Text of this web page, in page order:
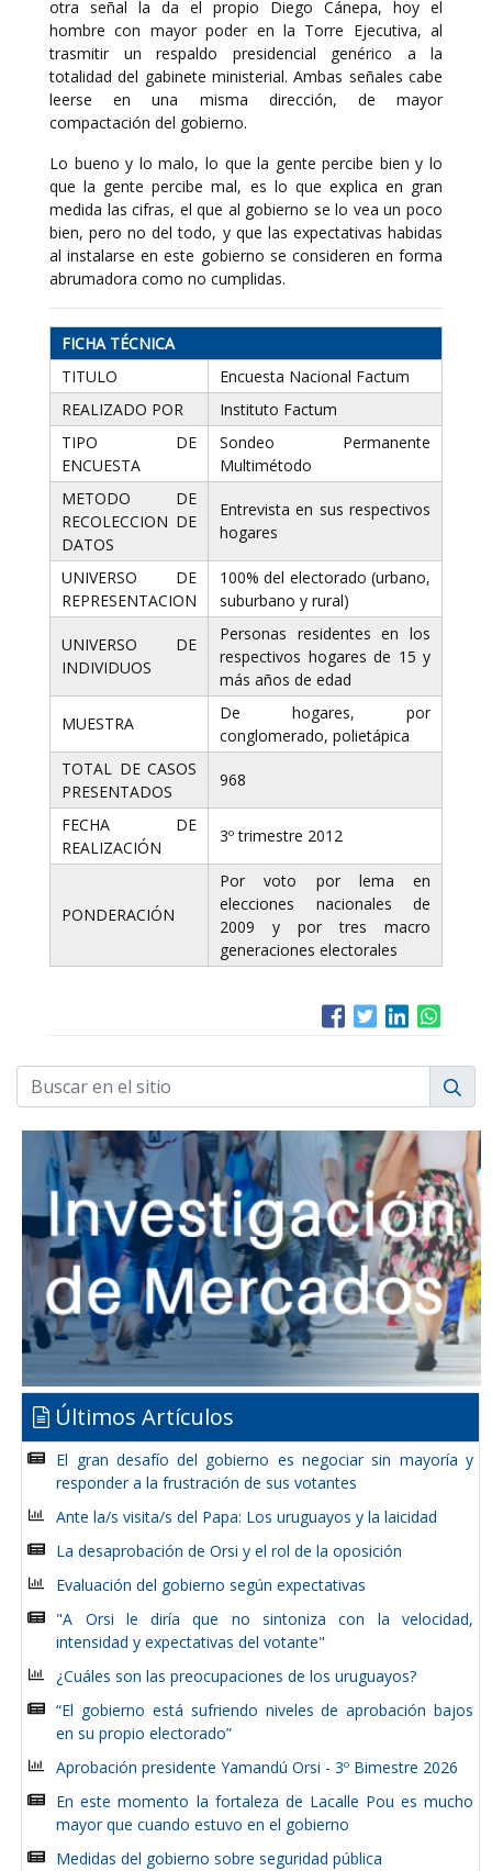
otra señal la da el propio Diego Cánepa, hoy el
hombre con mayor poder en la Torre Ejecutiva, al
trasmitir un respaldo presidencial genérico a la
totalidad del gabinete ministerial. Ambas señales cabe
leerse en una misma dirección, de mayor
compactación del gobierno.
Lo bueno y lo malo, lo que la gente percibe bien y lo
que la gente percibe mal, es lo que explica en gran
medida las cifras, el que al gobierno se lo vea un poco
bien, pero no del todo, y que las expectativas habidas
al instalarse en este gobierno se consideren en forma
abrumadora como no cumplidas.
FICHA TÉCNICA
TITULO
Encuesta Nacional Factum
REALIZADO POR
Instituto Factum
TIPO DE
ENCUESTA
Sondeo Permanente
Multimétodo
METODO DE
RECOLECCION DE
DATOS
Entrevista en sus respectivos
hogares
UNIVERSO DE
REPRESENTACION
100% del electorado (urbano,
suburbano y rural)
UNIVERSO DE
INDIVIDUOS
Personas residentes en los
respectivos hogares de 15 y
más años de edad
MUESTRA
De hogares, por
conglomerado, polietápica
TOTAL DE CASOS
PRESENTADOS
968
FECHA DE
REALIZACIÓN
3º trimestre 2012
PONDERACIÓN
Por voto por lema en
elecciones nacionales de
2009 y por tres macro
generaciones electorales
Últimos Artículos
El gran desafío del gobierno es negociar sin mayoría y
responder a la frustración de sus votantes
Ante la/s visita/s del Papa: Los uruguayos y la laicidad
La desaprobación de Orsi y el rol de la oposición
Evaluación del gobierno según expectativas
"A Orsi le diría que no sintoniza con la velocidad,
intensidad y expectativas del votante"
¿Cuáles son las preocupaciones de los uruguayos?
“El gobierno está sufriendo niveles de aprobación bajos
en su propio electorado”
Aprobación presidente Yamandú Orsi - 3º Bimestre 2026
En este momento la fortaleza de Lacalle Pou es mucho
mayor que cuando estuvo en el gobierno
Medidas del gobierno sobre seguridad pública